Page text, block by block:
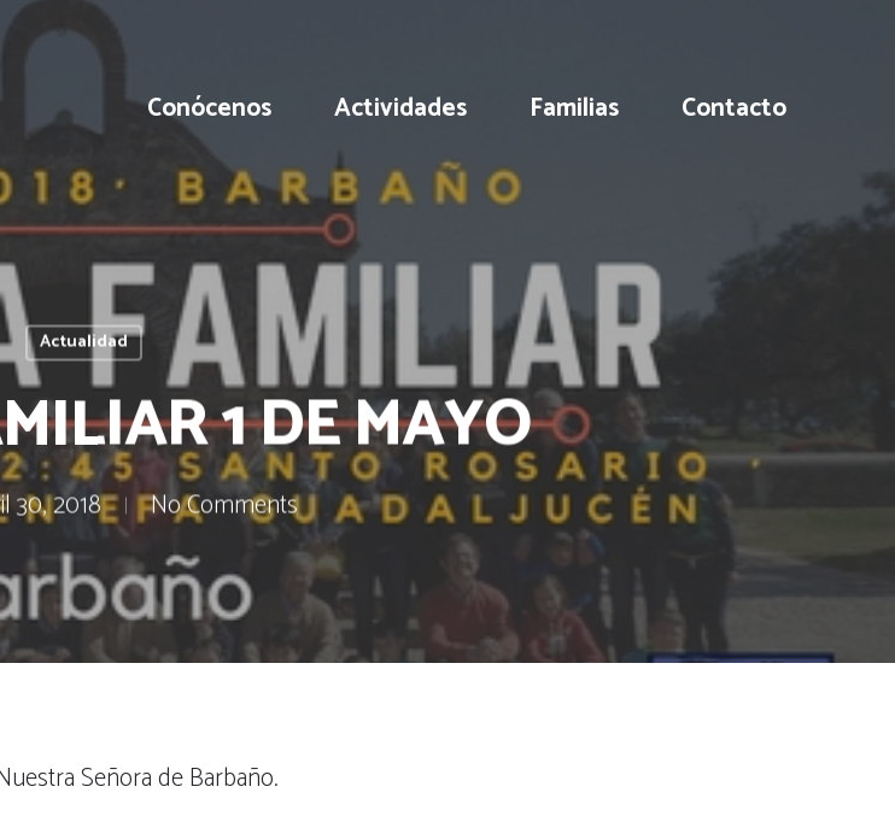
Conócenos Actividades Familias Contacto
Actualidad
1 DE MAYO
30, 2018 No Comments
Señora de Barbaño.